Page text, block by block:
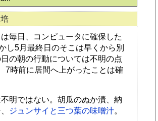
毎日、コンピュータに確保した
し5月最終日のそこは早くから別
の朝の行動については不明の点
7時前に居間へ上がったことは確
明ではない。胡瓜のぬか漬、納
ジュンサイと三つ葉の味噌汁。